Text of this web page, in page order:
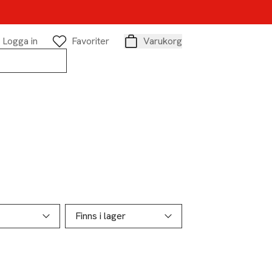
Logga in
Favoriter
Varukorg
Finns i lager